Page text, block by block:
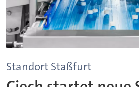
Standort Staßfurt